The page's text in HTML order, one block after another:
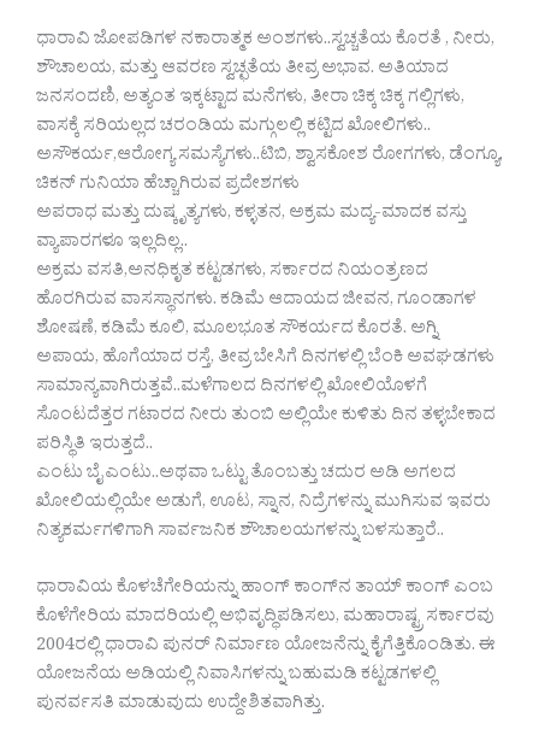
ಧಾರಾವಿ ಜೋಪಡಿಗಳ ನಕಾರಾತ್ಮಕ ಅಂಶಗಳು..ಸ್ವಚ್ಚತೆಯ ಕೊರತೆ , ನೀರು,
ಶೌಚಾಲಯ, ಮತ್ತು ಆವರಣ ಸ್ವಚ್ಛತೆಯ ತೀವ್ರ ಅಭಾವ. ಅತಿಯಾದ
ಜನಸಂದಣಿ, ಅತ್ಯಂತ ಇಕ್ಕಟ್ಟಾದ ಮನೆಗಳು, ತೀರಾ ಚಿಕ್ಕ ಚಿಕ್ಕ ಗಲ್ಲಿಗಳು,
ವಾಸಕ್ಕೆ ಸರಿಯಲ್ಲದ ಚರಂಡಿಯ ಮಗ್ಗುಲಲ್ಲಿ ಕಟ್ಟಿದ ಖೋಲಿಗಳು..
ಅಸೌಕರ್ಯ,ಆರೋಗ್ಯ ಸಮಸ್ಯೆಗಳು..ಟಿಬಿ, ಶ್ವಾಸಕೋಶ ರೋಗಗಳು, ಡೆಂಗ್ಯೂ,
ಚಿಕನ್ ಗುನಿಯಾ ಹೆಚ್ಚಾಗಿರುವ ಪ್ರದೇಶಗಳು
ಅಪರಾಧ ಮತ್ತು ದುಷ್ಕೃತ್ಯಗಳು, ಕಳ್ಳತನ, ಅಕ್ರಮ ಮದ್ಯ-ಮಾದಕ ವಸ್ತು
ವ್ಯಾಪಾರಗಳೂ ಇಲ್ಲದಿಲ್ಲ..
ಅಕ್ರಮ ವಸತಿ,ಅನಧಿಕೃತ ಕಟ್ಟಡಗಳು, ಸರ್ಕಾರದ ನಿಯಂತ್ರಣದ
ಹೊರಗಿರುವ ವಾಸಸ್ಥಾನಗಳು. ಕಡಿಮೆ ಆದಾಯದ ಜೀವನ, ಗೂಂಡಾಗಳ
ಶೋಷಣೆ, ಕಡಿಮೆ ಕೂಲಿ, ಮೂಲಭೂತ ಸೌಕರ್ಯದ ಕೊರತೆ. ಅಗ್ನಿ
ಅಪಾಯ, ಹೊಗೆಯಾದ ರಸ್ತೆ, ತೀವ್ರ ಬೇಸಿಗೆ ದಿನಗಳಲ್ಲಿ ಬೆಂಕಿ ಅವಘಡಗಳು
ಸಾಮಾನ್ಯವಾಗಿರುತ್ತವೆ..ಮಳೆಗಾಲದ ದಿನಗಳಲ್ಲಿ ಖೋಲಿಯೊಳಗೆ
ಸೊಂಟದೆತ್ತರ ಗಟಾರದ‌ ನೀರು ತುಂಬಿ ಅಲ್ಲಿಯೇ ಕುಳಿತು ದಿನ ತಳ್ಳಬೇಕಾದ
ಪರಿಸ್ಥಿತಿ ಇರುತ್ತದೆ..
ಎಂಟು ಬೈ ಎಂಟು..ಅಥವಾ ಒಟ್ಟು ತೊಂಬತ್ತು ಚದುರ ಅಡಿ ಅಗಲದ
ಖೋಲಿಯಲ್ಲಿಯೇ ಅಡುಗೆ, ಊಟ, ಸ್ನಾನ, ನಿದ್ರೆಗಳನ್ನು ಮುಗಿಸುವ‌ ಇವರು
ನಿತ್ಯಕರ್ಮಗಳಿಗಾಗಿ ಸಾರ್ವಜನಿಕ ಶೌಚಾಲಯಗಳನ್ನು ಬಳಸುತ್ತಾರೆ..
ಧಾರಾವಿಯ ಕೊಳಚೆಗೇರಿಯನ್ನು ಹಾಂಗ್ ಕಾಂಗ್‌ನ ತಾಯ್ ಕಾಂಗ್ ಎಂಬ
ಕೊಳೆಗೇರಿಯ ಮಾದರಿಯಲ್ಲಿ ಅಭಿವೃದ್ಧಿಪಡಿಸಲು, ಮಹಾರಾಷ್ಟ್ರ ಸರ್ಕಾರವು
2004ರಲ್ಲಿ ಧಾರಾವಿ ಪುನರ್ ನಿರ್ಮಾಣ ಯೋಜನೆನ್ನು ಕೈಗೆತ್ತಿಕೊಂಡಿತು. ಈ
ಯೋಜನೆಯ ಅಡಿಯಲ್ಲಿ ನಿವಾಸಿಗಳನ್ನು ಬಹುಮಡಿ ಕಟ್ಟಡಗಳಲ್ಲಿ
ಪುನರ್ವಸತಿ ಮಾಡುವುದು ಉದ್ದೇಶಿತವಾಗಿತ್ತು.